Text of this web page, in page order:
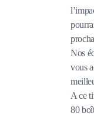
Nos
vous
A ce
80